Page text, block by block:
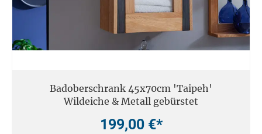
Badoberschrank 45x70cm 'Taipeh'
Wildeiche & Metall gebürstet
199,00 €*